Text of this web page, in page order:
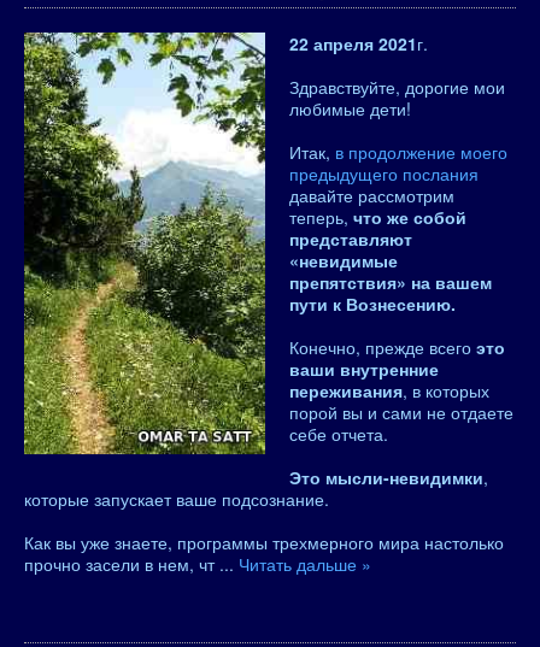
22 апреля 2021г.
Здравствуйте, дорогие мои
любимые дети!
Итак, в продолжение моего
предыдущего послания
давайте рассмотрим
теперь, что же собой
представляют
«невидимые
препятствия» на вашем
пути к Вознесению.
Конечно, прежде всего это
ваши внутренние
переживания, в которых
порой вы и сами не отдаете
себе отчета.
Это мысли-невидимки,
которые запускает ваше подсознание.
Как вы уже знаете, программы трехмерного мира настолько
прочно засели в нем, чт ... Читать дальше »